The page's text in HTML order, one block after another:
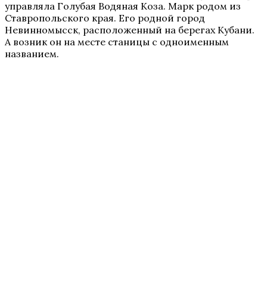
управляла Голубая Водяная Коза. Марк родом из
Ставропольского края. Его родной город
Невинномысск, расположенный на берегах Кубани.
А возник он на месте станицы с одноименным
названием.